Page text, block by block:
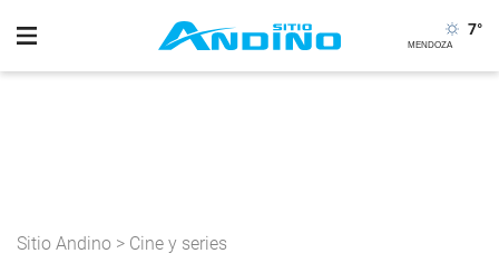
7°
Sitio Andino > Cine y series